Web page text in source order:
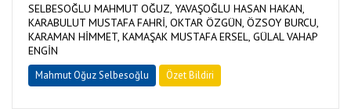
SELBESOĞLU MAHMUT OĞUZ, YAVAŞOĞLU HASAN HAKAN,
KARABULUT MUSTAFA FAHRİ, OKTAR ÖZGÜN, ÖZSOY BURCU,
KARAMAN HİMMET, KAMAŞAK MUSTAFA ERSEL, GÜLAL VAHAP
ENGİN
Mahmut Oğuz Selbesoğlu Özet Bildiri